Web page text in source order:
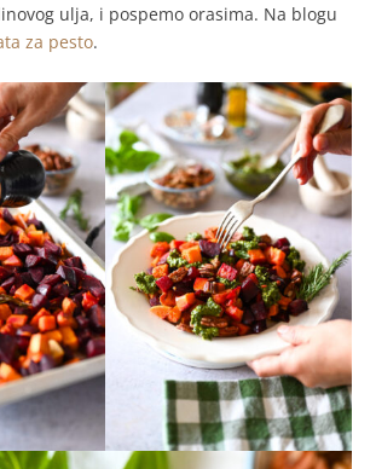
ulja, i pospemo orasima. Na blogu
za pesto.